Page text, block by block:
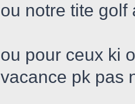
ou notre tite golf
ou pour ceux ki
vacance pk pas